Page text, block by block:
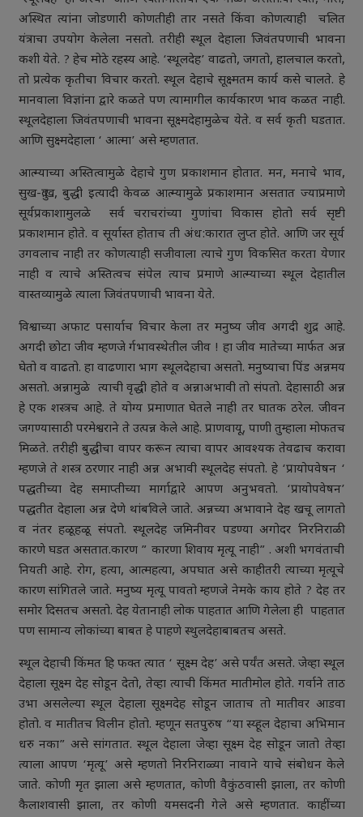
अस्थित त्यांना जोडणारी कोणतीही तार नसते किंवा कोणत्याही चलित
यंत्राचा उपयोग केलेला नसतो. तरीही स्थूल देहाला जिवंतपणाची भावना
कशी येते. ? हेच मोठे रहस्य आहे. ‘स्थूलदेह’ वाढतो, जगतो, हालचाल करतो,
तो प्रत्येक कृतीचा विचार करतो. स्थूल देहाचे सूक्ष्मतम कार्य कसे चालते. हे
मानवाला विज्ञांना द्वारे कळते पण त्यामागील कार्यकारण भाव कळत नाही.
स्थूलदेहाला जिवंतपणाची भावना सूक्ष्मदेहामुळेच येते. व सर्व कृती घडतात.
आणि सुक्ष्मदेहाला ‘ आत्मा’ असे म्हणतात.
आत्म्याच्या अस्तित्वामुळे देहाचे गुण प्रकाशमान होतात. मन, मनाचे भाव,
सुख-दु:ख, बुद्धी इत्यादी केवळ आत्म्यामुळे प्रकाशमान असतात ज्याप्रमाणे
सूर्यप्रकाशामुलळे सर्व चराचरांच्या गुणांचा विकास होतो सर्व सृष्टी
प्रकाशमान होते. व सूर्यास्त होताच ती अंध:कारात लुप्त होते. आणि जर सूर्य
उगवलाच नाही तर कोणत्याही सजीवाला त्याचे गुण विकसित करता येणार
नाही व त्याचे अस्तित्वच संपेल त्याच प्रमाणे आत्म्याच्या स्थूल देहातील
वास्तव्यामुळे त्याला जिवंतपणाची भावना येते.
विश्वाच्या अफाट पसार्याच विचार केला तर मनुष्य जीव अगदी शुद्र आहे.
अगदी छोटा जीव म्हणजे र्गभावस्थेतील जीव ! हा जीव मातेच्या मार्फत अन्न
घेतो व वाढतो. हा वाढणारा भाग स्थूलदेहाचा असतो. मनुष्याचा पिंड अन्नमय
असतो. अन्नामुळे त्याची वृद्धी होते व अन्नाअभावी तो संपतो. देहासाठी अन्न
हे एक शस्त्रच आहे. ते योग्य प्रमाणात घेतले नाही तर घातक ठरेल. जीवन
जगण्यासाठी परमेश्वराने ते उत्पन्न केले आहे. प्राणवायू, पाणी तुम्हाला मोफतच
मिळते. तरीही बुद्धीचा वापर करून त्याचा वापर आवश्यक तेवढाच करावा
म्हणजे ते शस्त्र ठरणार नाही अन्न अभावी स्थूलदेह संपतो. हे ‘प्रायोपवेषन ‘
पद्धतीच्या देह समाप्तीच्या मार्गाद्वारे आपण अनुभवतो. ‘प्रायोपवेषन’
पद्धतीत देहाला अन्न देणे थांबविले जाते. अन्नच्या अभावाने देह खचू लागतो
व नंतर हळूहळू संपतो. स्थूलदेह जमिनीवर पडण्या अगोदर निरनिराळी
कारणे घडत असतात.कारण ” कारणा शिवाय मृत्यू नाही” . अशी भगवंताची
नियती आहे. रोग, हत्या, आत्महत्या, अपघात असे काहीतरी त्याच्या मृत्यूचे
कारण सांगितले जाते. मनुष्य मृत्यू पावतो म्हणजे नेमके काय होते ? देह तर
समोर दिसतच असतो. देह येतानाही लोक पाहतात आणि गेलेला ही पाहतात
पण सामान्य लोकांच्या बाबत हे पाहणे स्थुलदेहाबाबतच असते.
स्थूल देहाची किंमत हि फक्त त्यात ‘ सूक्ष्म देह’ असे पर्यंत असते. जेव्हा स्थूल
देहाला सूक्ष्म देह सोडून देतो, तेव्हा त्याची किंमत मातीमोल होते. गर्वाने ताठ
उभा असलेल्या स्थूल देहाला सूक्ष्मदेह सोडून जाताच तो मातीवर आडवा
होतो. व मातीतच विलीन होतो. म्हणून सतपुरुष “या स्य्हूल देहाचा अभिमान
धरु नका” असे सांगतात. स्थूल देहाला जेव्हा सूक्ष्म देह सोडून जातो तेव्हा
त्याला आपण ‘मृत्यू’ असे म्हणतो निरनिराळ्या नावाने याचे संबोधन केले
जाते. कोणी मृत झाला असे म्हणतात, कोणी वैकुंठवासी झाला, तर कोणी
कैलाशवासी झाला, तर कोणी यमसदनी गेले असे म्हणतात. काहींच्या